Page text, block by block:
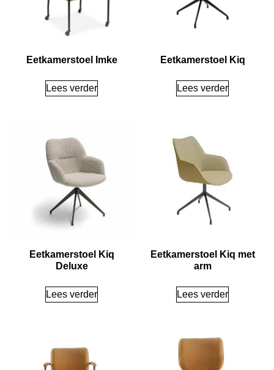
Eetkamerstoel Imke
Lees verder
Eetkamerstoel Kiq
Lees verder
Eetkamerstoel Kiq
Deluxe
Lees verder
Eetkamerstoel Kiq met
arm
Lees verder